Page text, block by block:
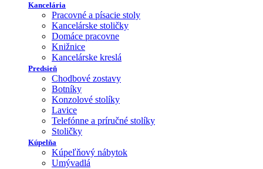
Kancelária
Pracovné a písacie stoly
Kancelárske stoličky
Domáce pracovne
Knižnice
Kancelárske kreslá
Predsieň
Chodbové zostavy
Botníky
Konzolové stolíky
Lavice
Telefónne a príručné stolíky
Stoličky
Kúpelňa
Kúpeľňový nábytok
Umývadlá